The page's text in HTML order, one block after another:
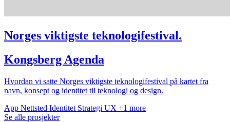
Norges viktigste teknologifestival.
Kongsberg Agenda
Hvordan vi satte Norges viktigste teknologifestival på kartet fra
navn, konsept og identitet til teknologi og design.
App Nettsted Identitet Strategi UX +1 more
Se alle prosjekter